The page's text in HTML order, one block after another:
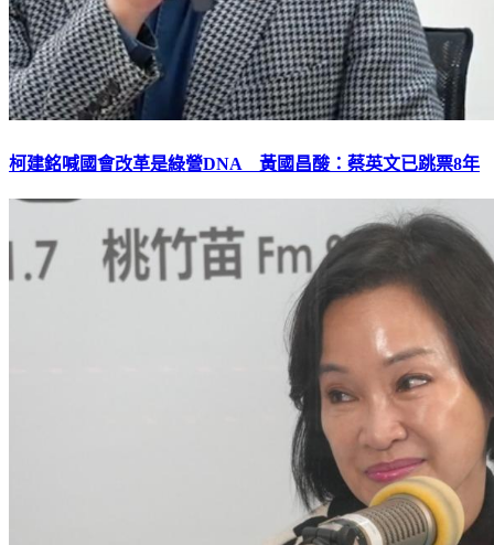
柯建銘喊國會改革是綠營DNA 黃國昌酸：蔡英文已跳票8年